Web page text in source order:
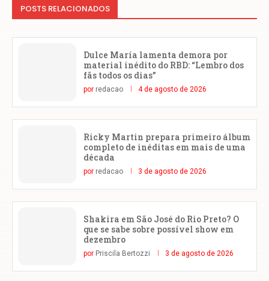
POSTS RELACIONADOS
Dulce María lamenta demora por
material inédito do RBD: “Lembro dos
fãs todos os dias”
por redacao 4 de agosto de 2026
Ricky Martin prepara primeiro álbum
completo de inéditas em mais de uma
década
por redacao 3 de agosto de 2026
Shakira em São José do Rio Preto? O
que se sabe sobre possível show em
dezembro
por Priscila Bertozzi 3 de agosto de 2026